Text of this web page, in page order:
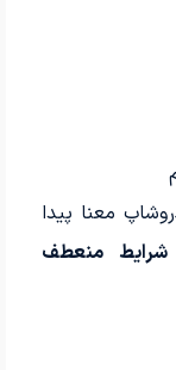
معنا پیدا
شرایط منعطف